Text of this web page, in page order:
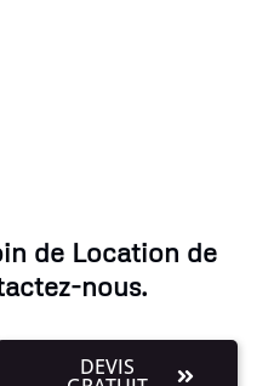
de Location de
nous.
DEVIS